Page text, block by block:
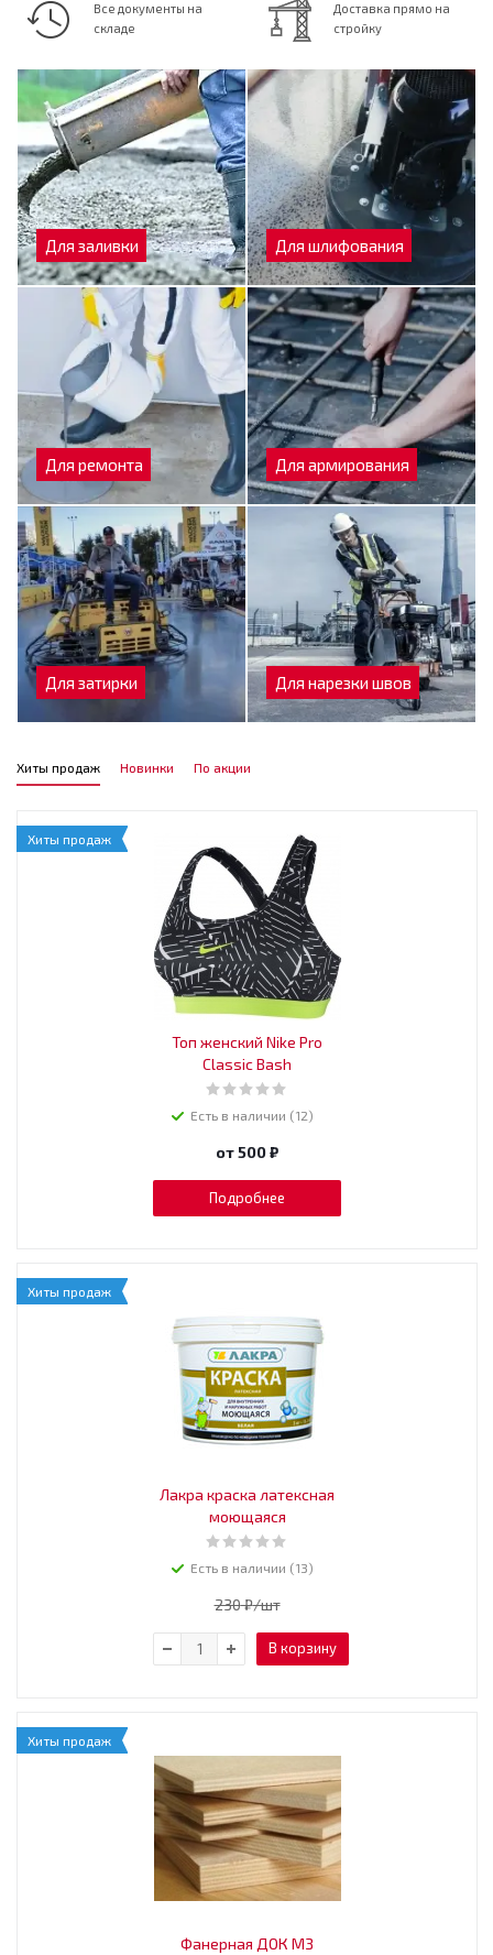
Все документы на
складе
Доставка прямо на
стройку
Для заливки Для шлифования
Для ремонта Для армирования
Для затирки Для нарезки швов
Хиты продаж Новинки По акции
Хиты продаж
Топ женский Nike Pro
Classic Bash
Есть в наличии (12)
от500 ₽
Подробнее
Хиты продаж
Лакра краска латексная
моющаяся
Есть в наличии (13)
230₽/шт
В корзину
Хиты продаж
Фанерная ДОК МЗ